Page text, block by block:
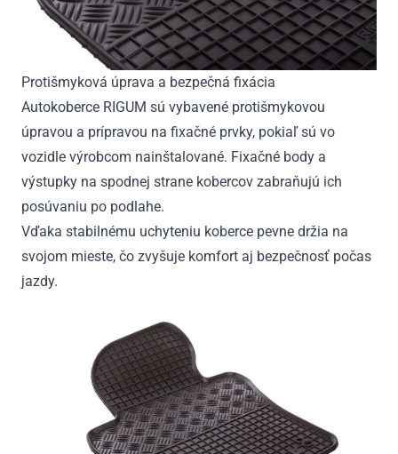
Protišmyková úprava a bezpečná fixácia
Autokoberce RIGUM sú vybavené protišmykovou
úpravou a prípravou na fixačné prvky, pokiaľ sú vo
vozidle výrobcom nainštalované. Fixačné body a
výstupky na spodnej strane kobercov zabraňujú ich
posúvaniu po podlahe.
Vďaka stabilnému uchyteniu koberce pevne držia na
svojom mieste, čo zvyšuje komfort aj bezpečnosť počas
jazdy.